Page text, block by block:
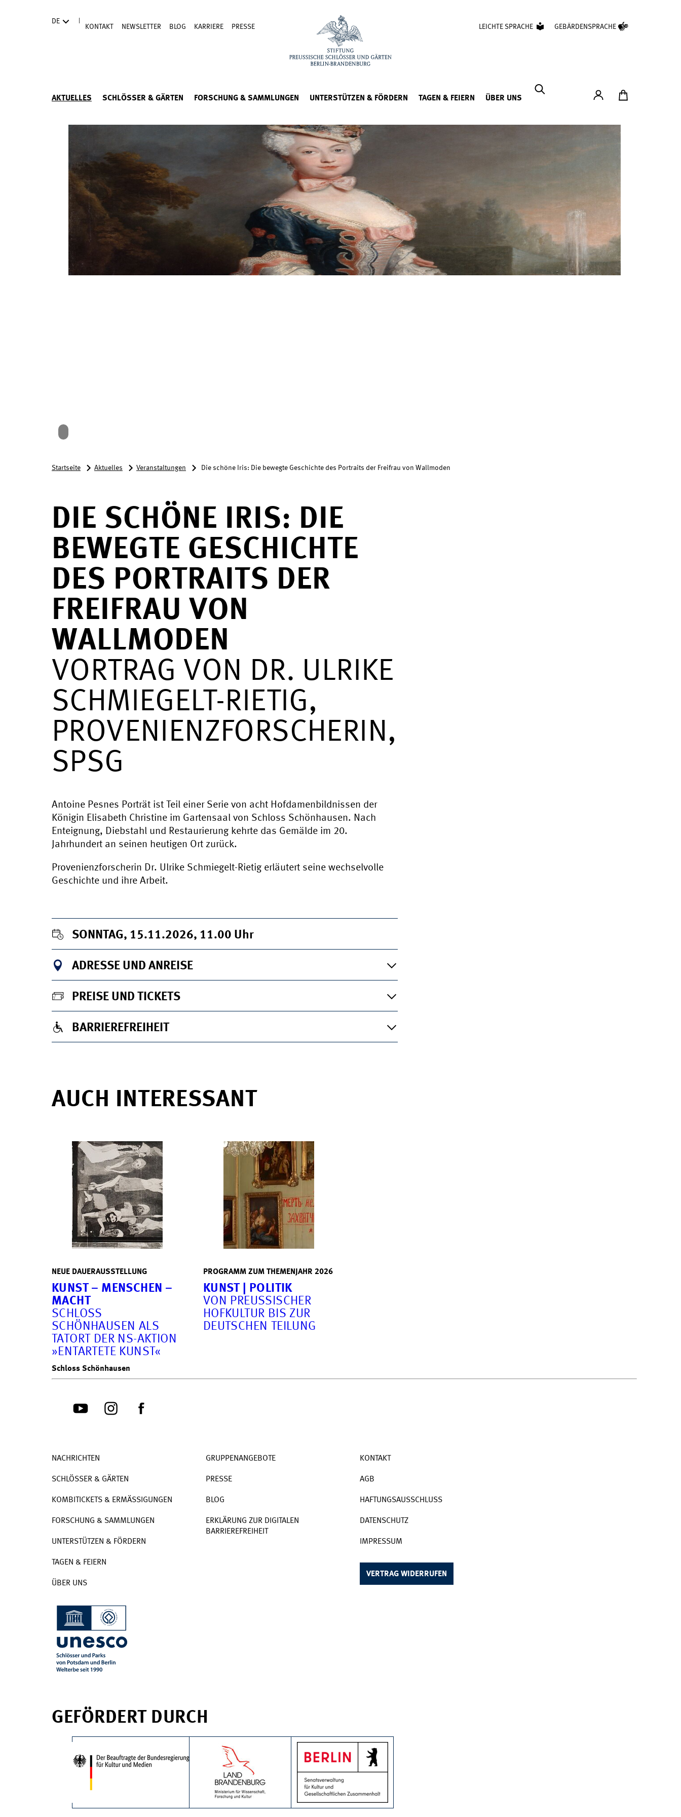
DE
KONTAKT NEWSLETTER BLOG KARRIERE PRESSE LEICHTE SPRACHE GEBÄRDENSPRACHE
AKTUELLES SCHLÖSSER & GÄRTEN FORSCHUNG & SAMMLUNGEN UNTERSTÜTZEN & FÖRDERN TAGEN & FEIERN ÜBER UNS
Konto Zum Ticketshop
Startseite Aktuelles Veranstaltungen Die schöne Iris: Die bewegte Geschichte des Portraits der Freifrau von Wallmoden
DIE SCHÖNE IRIS: DIE
BEWEGTE GESCHICHTE
DES PORTRAITS DER
FREIFRAU VON
WALLMODEN
VORTRAG VON DR. ULRIKE
SCHMIEGELT-RIETIG,
PROVENIENZFORSCHERIN,
SPSG
Antoine Pesnes Porträt ist Teil einer Serie von acht Hofdamenbildnissen der
Königin Elisabeth Christine im Gartensaal von Schloss Schönhausen. Nach
Enteignung, Diebstahl und Restaurierung kehrte das Gemälde im 20.
Jahrhundert an seinen heutigen Ort zurück.
Provenienzforscherin Dr. Ulrike Schmiegelt-Rietig erläutert seine wechselvolle
Geschichte und ihre Arbeit.
SONNTAG, 15.11.2026, 11.00 Uhr
ADRESSE UND ANREISE
PREISE UND TICKETS
BARRIEREFREIHEIT
AUCH INTERESSANT
NEUE DAUERAUSSTELLUNG
KUNST – MENSCHEN –
MACHT
SCHLOSS
SCHÖNHAUSEN ALS
TATORT DER NS-AKTION
»ENTARTETE KUNST«
Schloss Schönhausen
PROGRAMM ZUM THEMENJAHR 2026
KUNST | POLITIK
VON PREUSSISCHER H
OFKULTUR BIS ZUR D
EUTSCHEN TEILUNG
NACHRICHTEN
SCHLÖSSER & GÄRTEN
KOMBITICKETS & ERMÄSSIGUNGEN
FORSCHUNG & SAMMLUNGEN
UNTERSTÜTZEN & FÖRDERN
TAGEN & FEIERN
ÜBER UNS
GRUPPENANGEBOTE
PRESSE
BLOG
ERKLÄRUNG ZUR DIGITALEN
BARRIEREFREIHEIT
KONTAKT
AGB
HAFTUNGSAUSSCHLUSS
DATENSCHUTZ
IMPRESSUM
VERTRAG WIDERRUFEN
GEFÖRDERT DURCH